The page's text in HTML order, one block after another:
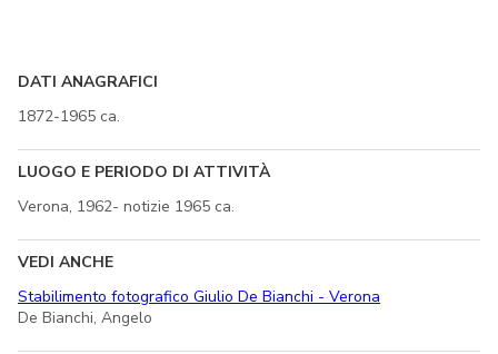
DATI ANAGRAFICI
1872-1965 ca.
LUOGO E PERIODO DI ATTIVITÀ
Verona, 1962- notizie 1965 ca.
VEDI ANCHE
Stabilimento fotografico Giulio De Bianchi - Verona
De Bianchi, Angelo